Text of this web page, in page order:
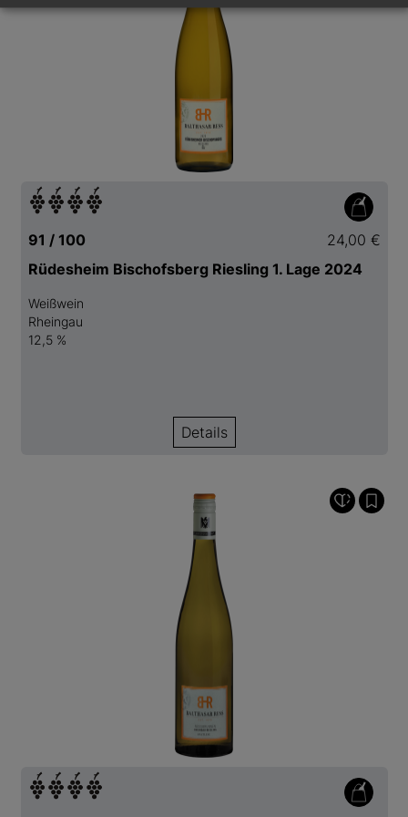
91 / 100
24,00 €
Rüdesheim Bischofsberg Riesling 1. Lage 2024
Weißwein
Rheingau
12,5 %
Details